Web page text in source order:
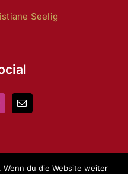
Seelig
Wenn du die Website weiter